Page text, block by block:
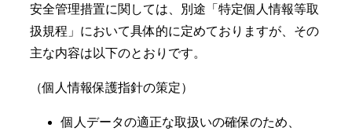
安全管理措置に関しては、別途「特定個人情報等取
扱規程」において具体的に定めておりますが、その
主な内容は以下のとおりです。
（個人情報保護指針の策定）
個人データの適正な取扱いの確保のため、